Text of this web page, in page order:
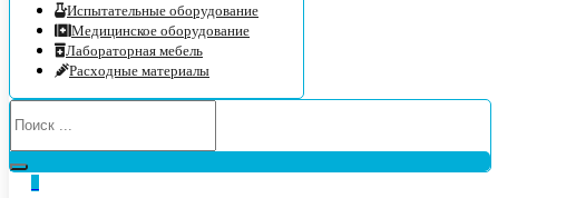
Испытательные оборудование
Медицинское оборудование
Лабораторная мебель
Расходные материалы